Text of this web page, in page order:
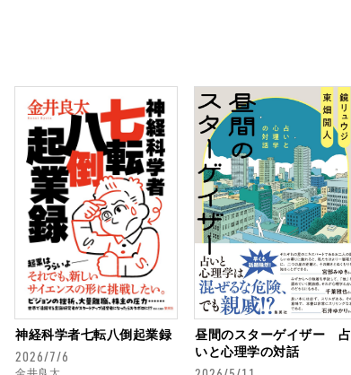
神経科学者七転八倒起業録
2026/7/6
昼間のスターゲイザー 占
いと心理学の対話